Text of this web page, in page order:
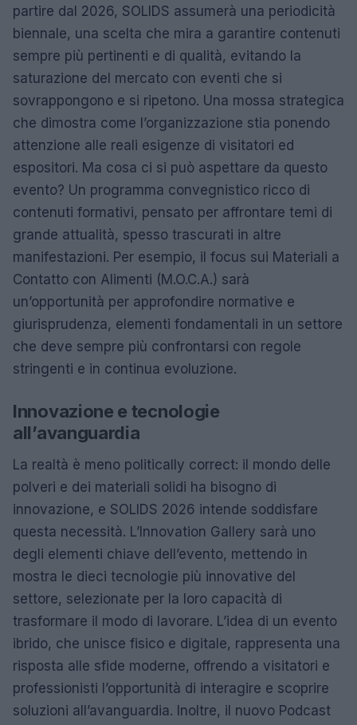
partire dal 2026, SOLIDS assumerà una periodicità
biennale, una scelta che mira a garantire contenuti
sempre più pertinenti e di qualità, evitando la
saturazione del mercato con eventi che si
sovrappongono e si ripetono. Una mossa strategica
che dimostra come l’organizzazione stia ponendo
attenzione alle reali esigenze di visitatori ed
espositori. Ma cosa ci si può aspettare da questo
evento? Un programma convegnistico ricco di
contenuti formativi, pensato per affrontare temi di
grande attualità, spesso trascurati in altre
manifestazioni. Per esempio, il focus sui Materiali a
Contatto con Alimenti (M.O.C.A.) sarà
un’opportunità per approfondire normative e
giurisprudenza, elementi fondamentali in un settore
che deve sempre più confrontarsi con regole
stringenti e in continua evoluzione.
Innovazione e tecnologie
all’avanguardia
La realtà è meno politically correct: il mondo delle
polveri e dei materiali solidi ha bisogno di
innovazione, e SOLIDS 2026 intende soddisfare
questa necessità. L’Innovation Gallery sarà uno
degli elementi chiave dell’evento, mettendo in
mostra le dieci tecnologie più innovative del
settore, selezionate per la loro capacità di
trasformare il modo di lavorare. L’idea di un evento
ibrido, che unisce fisico e digitale, rappresenta una
risposta alle sfide moderne, offrendo a visitatori e
professionisti l’opportunità di interagire e scoprire
soluzioni all’avanguardia. Inoltre, il nuovo Podcast